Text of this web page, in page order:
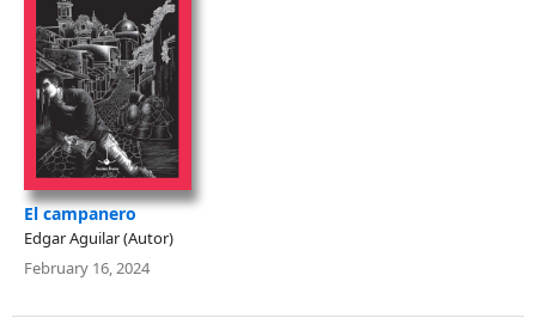
El campanero
Edgar Aguilar (Autor)
February 16, 2024